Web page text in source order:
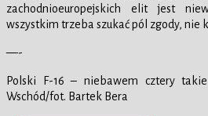
zachodnioeuropejskich elit jest
wszystkim trzeba szukać pól zgody, nie
—-
Polski F-16 – niebawem cztery
Wschód/fot. Bartek Bera